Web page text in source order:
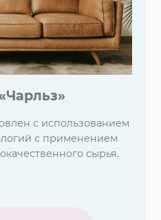
с использованием
с применением
сырья.